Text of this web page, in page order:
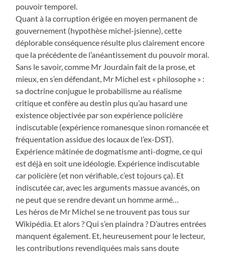
pouvoir temporel.
Quant à la corruption érigée en moyen permanent de
gouvernement (hypothèse michel-jsienne), cette
déplorable conséquence résulte plus clairement encore
que la précédente de l’anéantissement du pouvoir moral.
Sans le savoir, comme Mr Jourdain fait de la prose, et
mieux, en s’en défendant, Mr Michel est « philosophe » :
sa doctrine conjugue le probabilisme au réalisme
critique et confère au destin plus qu’au hasard une
existence objectivée par son expérience policière
indiscutable (expérience romanesque sinon romancée et
fréquentation assidue des locaux de l’ex-DST).
Expérience mâtinée de dogmatisme anti-dogme, ce qui
est déjà en soit une idéologie. Expérience indiscutable
car policière (et non vérifiable, c’est tojours ça). Et
indiscutée car, avec les arguments massue avancés, on
ne peut que se rendre devant un homme armé…
Les héros de Mr Michel se ne trouvent pas tous sur
Wikipédia. Et alors ? Qui s’en plaindra ? D’autres entrées
manquent également. Et, heureusement pour le lecteur,
les contributions revendiquées mais sans doute